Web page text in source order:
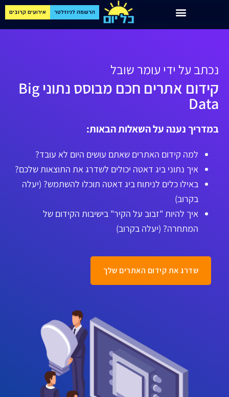
הרשמה לניוזלטר אירועים קרובים
נכתב על ידי עומר שובל
קידום אתרים חכם מבוסס נתוני Big
Data
במדריך נענה על השאלות הבאות:
למה קידום האתרים שאתם עושים היום לא עובד?
איך נתוני ביג דאטה יכולים לשדרג את התוצאות שלכם?
באילו כלים לניתוח ביג דאטה תוכלו להשתמש? (יעלה
בקרוב)
איך להיות "זבוב על הקיר" בישיבות הקידום של
המתחרה? (יעלה בקרוב)
שדרג את קידום האתרים שלך